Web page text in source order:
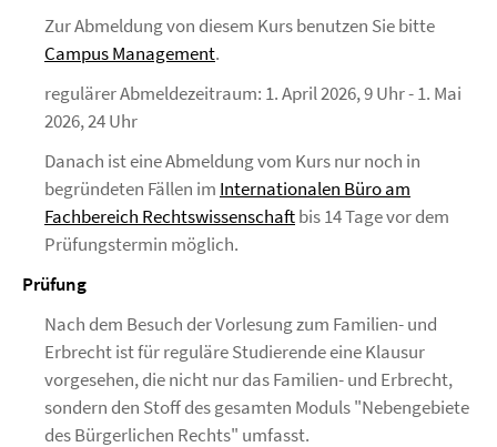
Zur Abmeldung von diesem Kurs benutzen Sie bitte
Campus Management.
regulärer Abmeldezeitraum: 1. April 2026, 9 Uhr - 1. Mai
2026, 24 Uhr
Danach ist eine Abmeldung vom Kurs nur noch in
begründeten Fällen im Internationalen Büro am
Fachbereich Rechtswissenschaftbis 14 Tage vor dem
Prüfungstermin möglich.
Prüfung
Nach dem Besuch der Vorlesung zum Familien- und
Erbrecht ist für reguläre Studierende eine Klausur
vorgesehen, die nicht nur das Familien- und Erbrecht,
sondern den Stoff des gesamten Moduls "Nebengebiete
des Bürgerlichen Rechts" umfasst.